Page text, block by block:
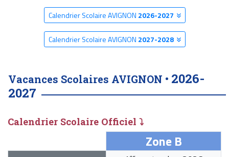
Calendrier Scolaire AVIGNON 2026-2027
Calendrier Scolaire AVIGNON 2027-2028
Vacances Scolaires AVIGNON • 2026-
2027
Calendrier Scolaire Officiel ⤵
Zone B